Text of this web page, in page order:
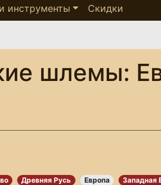
инструменты
Скидки
шлемы:
Древняя Русь Европа Западная